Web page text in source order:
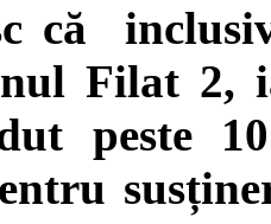
că
Filat 2,
peste